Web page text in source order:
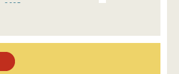
2025
2025